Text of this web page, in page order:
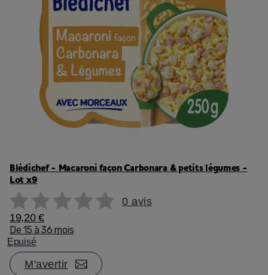
Blédichef - Macaroni façon Carbonara & petits légumes -
Lot x9
0 avis
19,20 €
De 15 à 36 mois
Epuisé
M'avertir